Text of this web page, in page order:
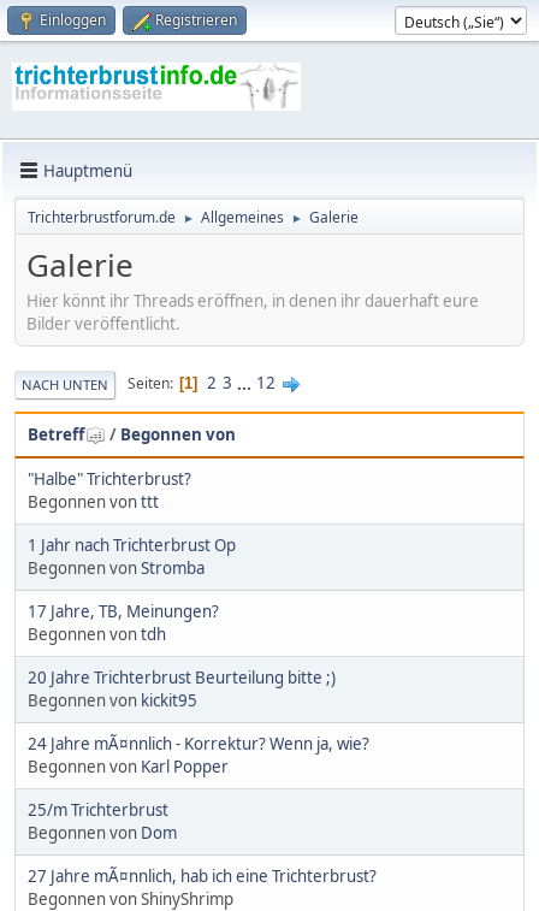
Einloggen Registrieren
Hauptmenü
Trichterbrustforum.de ► Allgemeines ► Galerie
Galerie
Hier könnt ihr Threads eröffnen, in denen ihr dauerhaft eure
Bilder veröffentlicht.
NACH UNTEN Seiten 1 2 3 ... 12
Betreff / Begonnen von
"Halbe" Trichterbrust?
Begonnen vonttt
1 Jahr nach Trichterbrust Op
Begonnen vonStromba
17 Jahre, TB, Meinungen?
Begonnen vontdh
20 Jahre Trichterbrust Beurteilung bitte ;)
Begonnen von kickit95
24 Jahre mÃ¤nnlich - Korrektur? Wenn ja, wie?
Begonnen von Karl Popper
25/m Trichterbrust
Begonnen von Dom
27 Jahre mÃ¤nnlich, hab ich eine Trichterbrust?
Begonnen von ShinyShrimp